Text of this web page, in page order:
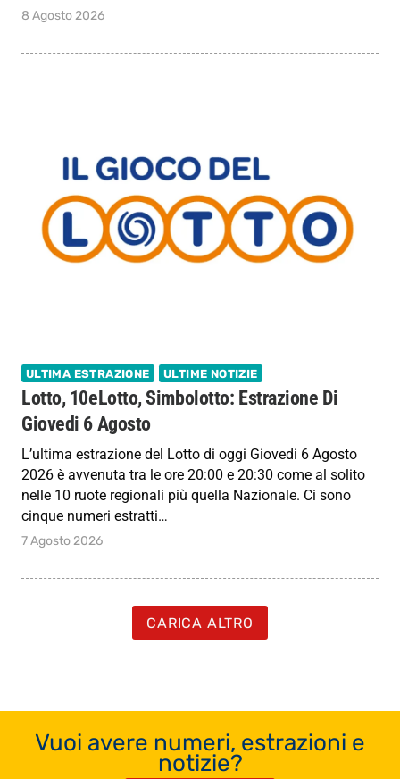
8 Agosto 2026
ULTIMA ESTRAZIONE ULTIME NOTIZIE
Lotto, 10eLotto, Simbolotto: Estrazione Di
Giovedi 6 Agosto
L’ultima estrazione del Lotto di oggi Giovedi 6 Agosto
2026 è avvenuta tra le ore 20:00 e 20:30 come al solito
nelle 10 ruote regionali più quella Nazionale. Ci sono
cinque numeri estratti…
7 Agosto 2026
CARICA ALTRO
Vuoi avere numeri, estrazioni e
notizie?